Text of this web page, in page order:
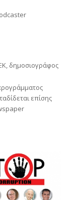
δημοσιογράφος
επίσης